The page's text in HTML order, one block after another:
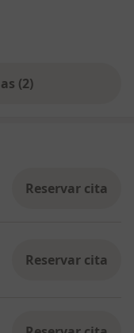
vida.
Mostrar más noticias (2)
Reservar cita
Reservar cita